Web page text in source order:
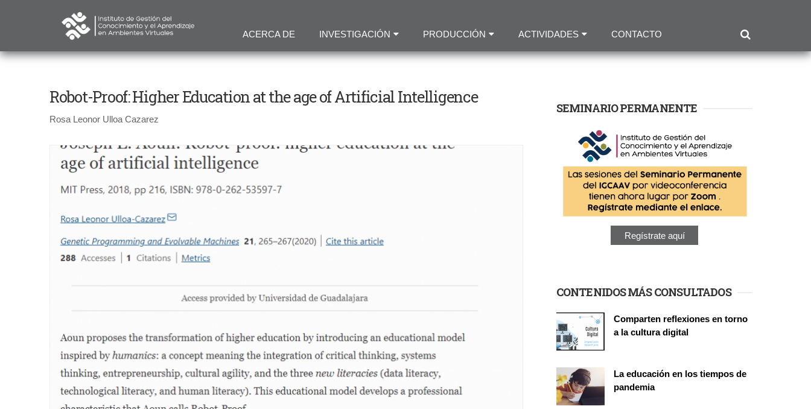
contenido
principal
ACERCA DE INVESTIGACIÓN PRODUCCIÓN ACTIVIDADES CONTACTO
Robot-Proof: Higher Education at the age of Artificial Intelligence
Rosa Leonor Ulloa Cazarez
SEMINARIO PERMANENTE
Regístrate aquí
CONTENIDOS MÁS CONSULTADOS
Comparten reflexiones en torno
a la cultura digital
La educación en los tiempos de
pandemia